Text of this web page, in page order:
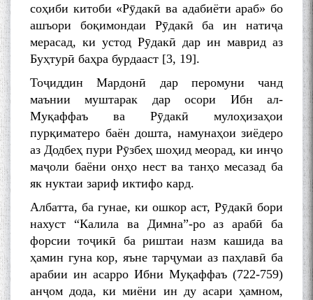
соҳиби китоби «Рӯдакӣ ва адабиёти араб» бо
ашъори боқимондаи Рӯдакӣ ба ин натиҷа
мерасад, ки устод Рӯдакӣ дар ин маврид аз
Буҳтурӣ баҳра бурдааст [3, 19].
Тоҷиддин Мардонӣ дар перомуни чанд
маънии муштарак дар осори Ибн ал-
Муқаффаъ ва Рӯдакӣ мулоҳизаҳои
пурқиматеро баён дошта, намунаҳои зиёдеро
аз Додбеҳ пури Рӯзбеҳ шоҳид меорад, ки инҷо
маҷоли баёни онҳо нест ва танҳо месазад ба
як нуктаи зариф иктифо кард.
Албатта, ба гунае, ки ошкор аст, Рӯдакӣ бори
нахуст “Калила ва Димна”-ро аз арабӣ ба
форсии тоҷикӣ ба риштаи назм кашида ва
ҳамин гуна кор, яъне тарҷумаи аз паҳлавӣ ба
арабии ин асарро Ибни Муқаффаъ (722-759)
анҷом дода, ки миёни ин ду асари ҳамном,